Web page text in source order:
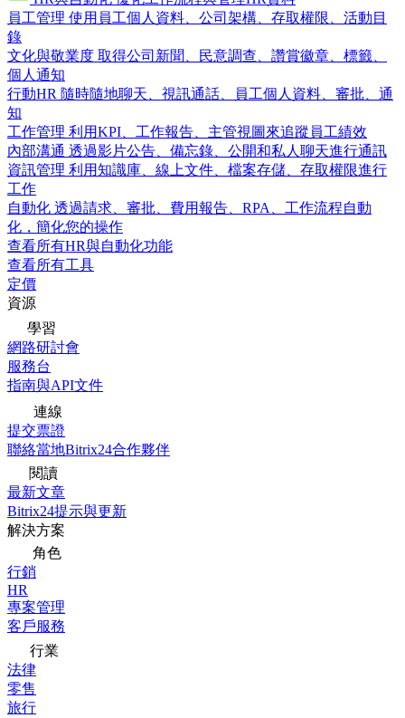
員工管理 使用員工個人資料、公司架構、存取權限、活動目
錄
文化與敬業度 取得公司新聞、民意調查、讚賞徽章、標籤、
個人通知
行動HR 隨時隨地聊天、視訊通話、員工個人資料、審批、通
知
工作管理 利用KPI、工作報告、主管視圖來追蹤員工績效
內部溝通 透過影片公告、備忘錄、公開和私人聊天進行通訊
資訊管理 利用知識庫、線上文件、檔案存儲、存取權限進行
工作
自動化 透過請求、審批、費用報告、RPA、工作流程自動
化，簡化您的操作
查看所有HR與自動化功能
查看所有工具
定價
資源
學習
網路研討會
服務台
指南與API文件
連線
提交票證
聯絡當地Bitrix24合作夥伴
閱讀
最新文章
Bitrix24提示與更新
解決方案
角色
行銷
HR
專案管理
客戶服務
行業
法律
零售
旅行